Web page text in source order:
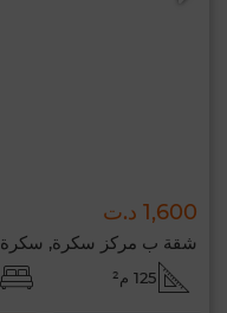
1,600 د.ت
شقة ب مركز سكرة, سكرة
125 م²